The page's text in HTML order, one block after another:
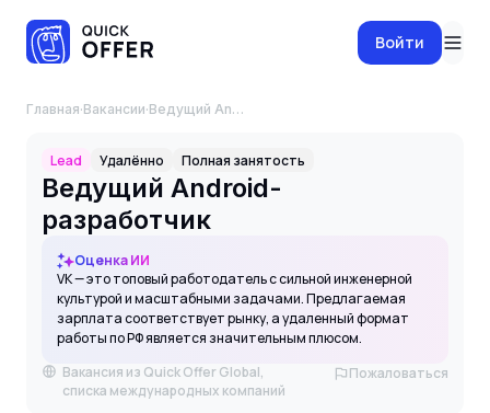
Войти
Главная·Вакансии· Ведущий Android-разработчик
Lead Удалённо Полная занятость
Ведущий Android-
разработчик
Оценка ИИ
VK — это топовый работодатель с сильной инженерной
культурой и масштабными задачами. Предлагаемая
зарплата соответствует рынку, а удаленный формат
работы по РФ является значительным плюсом.
Вакансия из Quick Offer Global,
списка международных компаний
Пожаловаться